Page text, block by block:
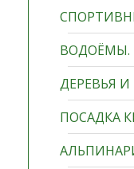
ВОДОЁМЫ.
ДЕРЕВЬЯ
ПОСАДКА